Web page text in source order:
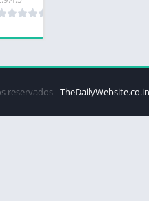
reservados -TheDailyWebsite.co.in